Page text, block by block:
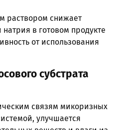
раствором снижает
в готовом продукте
от использования
субстрата
связям микоризных
улучшается